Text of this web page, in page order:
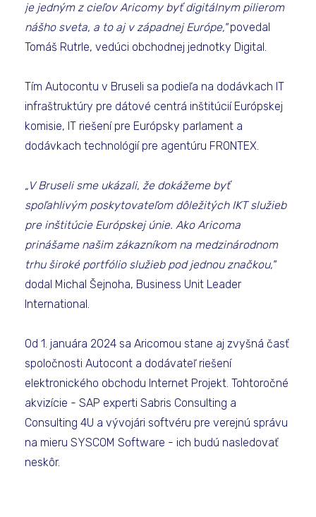
je jedným z cieľov Aricomy byť digitálnym pilierom
nášho sveta, a to aj v západnej Európe," povedal
Tomáš Rutrle, vedúci obchodnej jednotky Digital.
Tím Autocontu v Bruseli sa podieľa na dodávkach IT
infraštruktúry pre dátové centrá inštitúcií Európskej
komisie, IT riešení pre Európsky parlament a
dodávkach technológií pre agentúru FRONTEX.
„V Bruseli sme ukázali, že dokážeme byť
spoľahlivým poskytovateľom dôležitých IKT služieb
pre inštitúcie Európskej únie. Ako Aricoma
prinášame našim zákazníkom na medzinárodnom
trhu široké portfólio služieb pod jednou značkou,"
dodal Michal Šejnoha, Business Unit Leader
International.
Od 1. januára 2024 sa Aricomou stane aj zvyšná časť
spoločnosti Autocont a dodávateľ riešení
elektronického obchodu Internet Projekt. Tohtoročné
akvizície - SAP experti Sabris Consulting a
Consulting 4U a vývojári softvéru pre verejnú správu
na mieru SYSCOM Software - ich budú nasledovať
neskôr.